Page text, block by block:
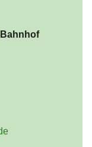
/ Hallux
/ OSG